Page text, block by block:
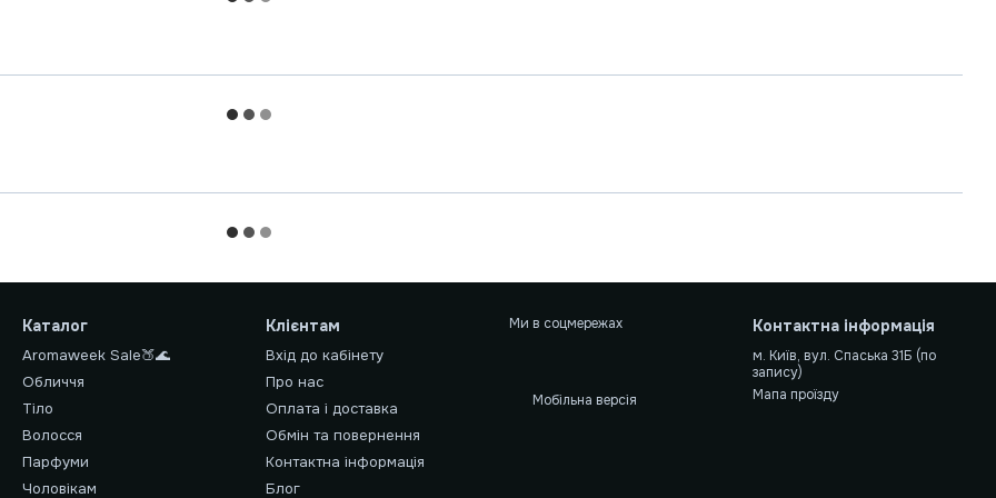
Каталог
Aromaweek Sale🍑🌊
Обличчя
Тіло
Волосся
Парфуми
Чоловікам
Клієнтам
Вхід до кабінету
Про нас
Оплата і доставка
Обмін та повернення
Контактна інформація
Блог
Ми в соцмережах
Мобільна версія
Контактна інформація
м. Київ, вул. Спаська 31Б (по
запису)
Мапа проїзду